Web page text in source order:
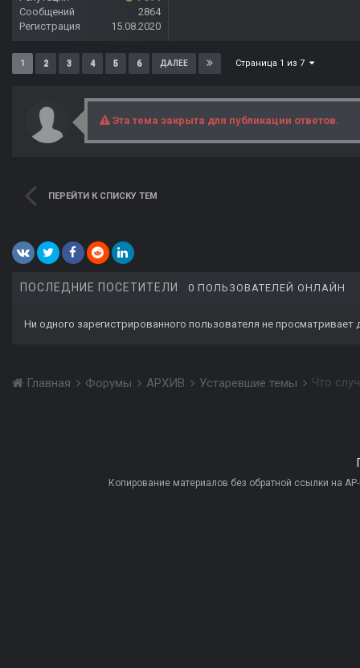
Сообщений
2864
Регистрация
15.08.2020
1 2 3 4 5 6 ДАЛЕЕ Страница 1 из 7
Эта тема закрыта для публикации ответов.
ПЕРЕЙТИ К СПИСКУ ТЕМ
ПОСЛЕДНИЕ ПОСЕТИТЕЛИ 0 ПОЛЬЗОВАТЕЛЕЙ ОНЛАЙН
Ни одного зарегистрированного пользователя не просматривает
Главная Форумы АРХИВ Устаревшие темы Что
Копирование материалов без обратной ссылки на